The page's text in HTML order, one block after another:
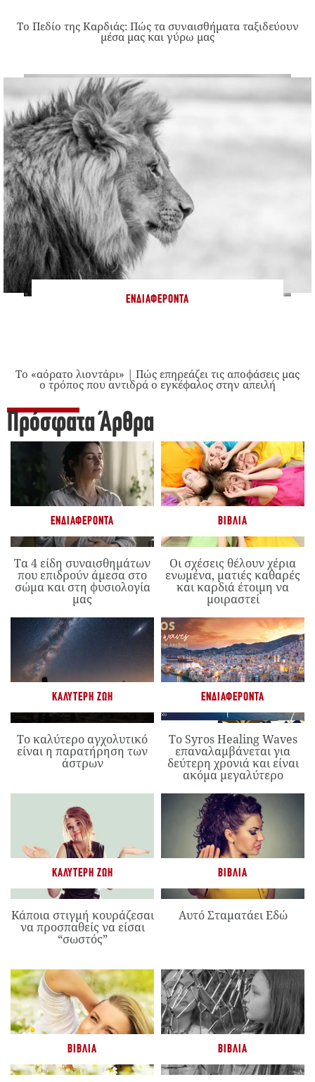
Το Πεδίο της Καρδιάς: Πώς τα συναισθήματα ταξιδεύουν
μέσα μας και γύρω μας
ΕΝΔΙΑΦΈΡΟΝΤΑ
Το «αόρατο λιοντάρι» | Πώς επηρεάζει τις αποφάσεις μας
ο τρόπος που αντιδρά ο εγκέφαλος στην απειλή
Πρόσφατα Άρθρα
ΕΝΔΙΑΦΈΡΟΝΤΑ
Τα 4 είδη συναισθημάτων
που επιδρούν άμεσα στο
σώμα και στη φυσιολογία
μας
ΒΙΒΛΊΑ
Οι σχέσεις θέλουν χέρια
ενωμένα, ματιές καθαρές
και καρδιά έτοιμη να
μοιραστεί
ΚΑΛΎΤΕΡΗ ΖΩΉ
Το καλύτερο αγχολυτικό
είναι η παρατήρηση των
άστρων
ΕΝΔΙΑΦΈΡΟΝΤΑ
Το Syros Healing Waves
επαναλαμβάνεται για
δεύτερη χρονιά και είναι
ακόμα μεγαλύτερο
ΚΑΛΎΤΕΡΗ ΖΩΉ
Κάποια στιγμή κουράζεσαι
να προσπαθείς να είσαι
“σωστός”
ΒΙΒΛΊΑ
Αυτό Σταματάει Εδώ
ΒΙΒΛΊΑ ΒΙΒΛΊΑ